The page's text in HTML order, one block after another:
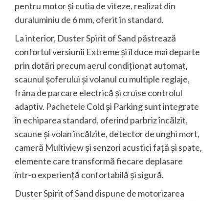
pentru motor și cutia de viteze, realizat din
duraluminiu de 6 mm, oferit în standard.
La interior, Duster Spirit of Sand păstrează
confortul versiunii Extreme și îl duce mai departe
prin dotări precum aerul condiționat automat,
scaunul șoferului și volanul cu multiple reglaje,
frâna de parcare electrică și cruise controlul
adaptiv. Pachetele Cold și Parking sunt integrate
în echiparea standard, oferind parbriz încălzit,
scaune și volan încălzite, detector de unghi mort,
cameră Multiview și senzori acustici față și spate,
elemente care transformă fiecare deplasare
într‑o experiență confortabilă și sigură.
Duster Spirit of Sand dispune de motorizarea